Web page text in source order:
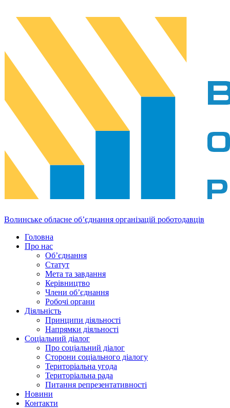
Волинське обласне об’єднання організацій роботодавців
Головна
Про нас
Об’єднання
Статут
Мета та завдання
Керівництво
Члени об’єднання
Робочі органи
Діяльність
Принципи діяльності
Напрямки діяльності
Соціальний діалог
Про соціальний діалог
Сторони соціального діалогу
Територіальна угода
Територіальна рада
Питання репрезентативності
Новини
Контакти